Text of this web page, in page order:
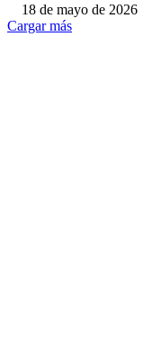
18 de mayo de 2026
Cargar más